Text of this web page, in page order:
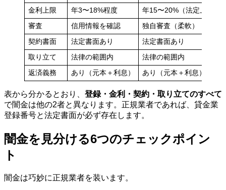
金利上限 年3〜18%程度 年15〜20%（法定上限内
審査 信用情報を確認 独自審査（柔軟）
契約書面 法定書面あり 法定書面あり
取り立て 法律の範囲内 法律の範囲内
返済義務 あり（元本＋利息） あり（元本＋利息）
表から分かるとおり、 登録・金利・契約・取り立てのすべて
で闇金は他の2者と異なります。正規業者であれば、貸金業
登録番号と法定書面が必ず存在します。
闇金を見分ける6つのチェックポイン
ト
闇金は巧妙に正規業者を装います。